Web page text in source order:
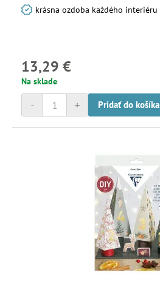
krásna ozdoba každého interiéru
13,29 €
Na sklade
+
- Pridať do košíka